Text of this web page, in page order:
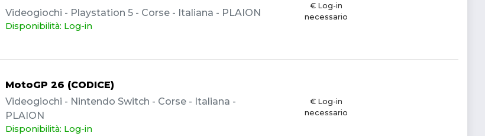
Videogiochi - Playstation 5 - Corse - Italiana - PLAION
Disponibilità: Log-in
€ Log-in
necessario
MotoGP 26 (CODICE)
Videogiochi - Nintendo Switch - Corse - Italiana -
PLAION
Disponibilità: Log-in
€ Log-in
necessario